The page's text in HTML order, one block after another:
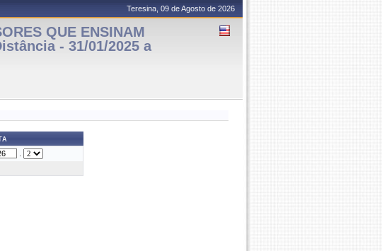
Teresina, 09 de Agosto de 2026
QUE ENSINAM
- 31/01/2025 a